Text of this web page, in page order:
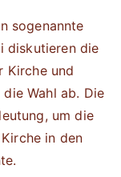
sogenannte
diskutieren die
Kirche und
Wahl ab. Die
um die
in den